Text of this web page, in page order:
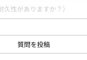
質問を投稿